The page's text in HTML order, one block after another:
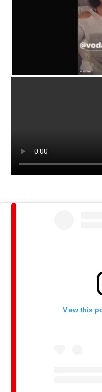
View this